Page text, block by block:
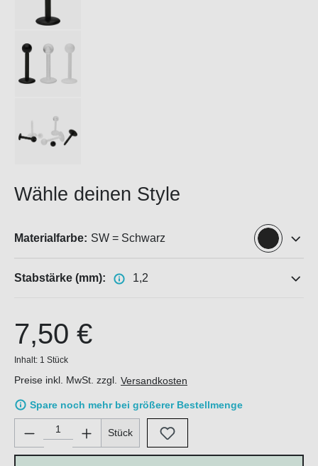
Wähle deinen Style
Materialfarbe: SW = Schwarz
Stabstärke (mm): 1,2
7,50 €
Inhalt: 1 Stück
Preise inkl. MwSt. zzgl. Versandkosten
Spare noch mehr bei größerer Bestellmenge
Produkt Anzahl: Gib den gewünschten Wert ein oder
Stück